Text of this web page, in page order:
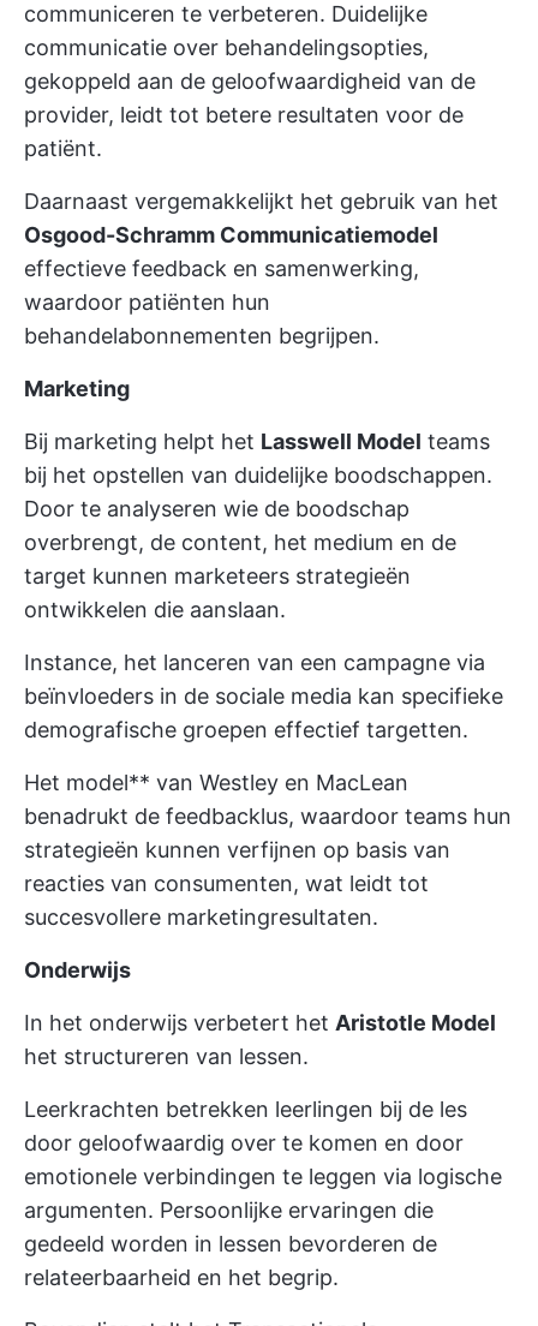
communiceren te verbeteren. Duidelijke
communicatie over behandelingsopties,
gekoppeld aan de geloofwaardigheid van de
provider, leidt tot betere resultaten voor de
patiënt.
Daarnaast vergemakkelijkt het gebruik van het
Osgood-Schramm Communicatiemodel
effectieve feedback en samenwerking,
waardoor patiënten hun
behandelabonnementen begrijpen.
Marketing
Bij marketing helpt het Lasswell Model teams
bij het opstellen van duidelijke boodschappen.
Door te analyseren wie de boodschap
overbrengt, de content, het medium en de
target kunnen marketeers strategieën
ontwikkelen die aanslaan.
Instance, het lanceren van een campagne via
beïnvloeders in de sociale media kan specifieke
demografische groepen effectief targetten.
Het model** van Westley en MacLean
benadrukt de feedbacklus, waardoor teams hun
strategieën kunnen verfijnen op basis van
reacties van consumenten, wat leidt tot
succesvollere marketingresultaten.
Onderwijs
In het onderwijs verbetert het Aristotle Model
het structureren van lessen.
Leerkrachten betrekken leerlingen bij de les
door geloofwaardig over te komen en door
emotionele verbindingen te leggen via logische
argumenten. Persoonlijke ervaringen die
gedeeld worden in lessen bevorderen de
relateerbaarheid en het begrip.